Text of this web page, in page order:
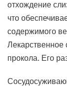
отхождение
что
содержимого
Лекарственное
прокола. Его